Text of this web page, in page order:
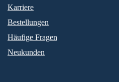
Karriere
Bestellungen
Häufige Fragen
Neukunden